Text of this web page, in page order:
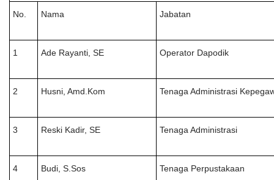
No. Nama Jabatan
1 Ade Rayanti, SE Operator Dapodik
2 Husni, Amd.Kom Tenaga Administrasi
3 Reski Kadir, SE Tenaga Administrasi
4 Budi, S.Sos Tenaga Perpustakaan